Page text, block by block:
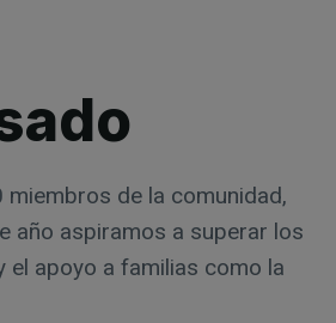
de la comunidad,
año aspiramos a superar los
el apoyo a familias como la